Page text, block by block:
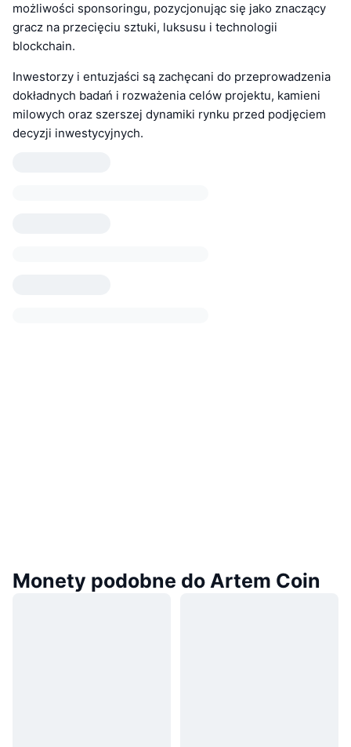
możliwości sponsoringu, pozycjonując się jako znaczący
gracz na przecięciu sztuki, luksusu i technologii
blockchain.
Inwestorzy i entuzjaści są zachęcani do przeprowadzenia
dokładnych badań i rozważenia celów projektu, kamieni
milowych oraz szerszej dynamiki rynku przed podjęciem
decyzji inwestycyjnych.
Monety podobne do Artem Coin